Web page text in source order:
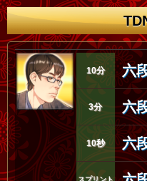
10分 六
3分 六
10秒 六
スプリント